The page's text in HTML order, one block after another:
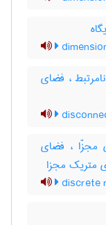
، فضای
، فضای
متریک مجزا
discrete